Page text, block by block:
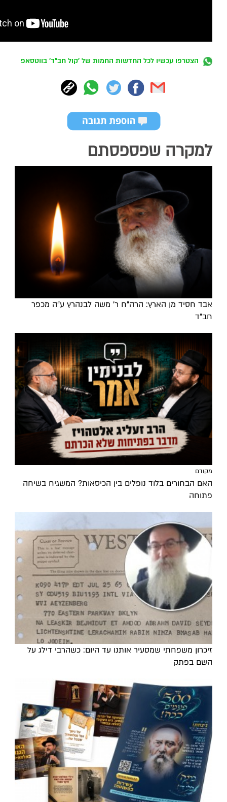
הצטרפו עכשיו לכל החדשות החמות של 'קול חב"ד' בווטסאפ
למקרה שפספסתם
אבד חסיד מן הארץ: הרה"ח ר' משה לבנהרץ ע"ה מכפר
חב"ד
מקודם
האם הבחורים בלוד נופלים בין הכיסאות? המשגיח בשיחה
פתוחה
זיכרון משפחתי שמסעיר אותנו עד היום: כשהרבי דילג על
השם בפתק